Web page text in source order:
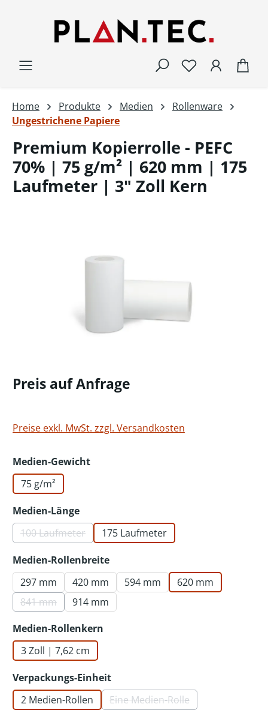
Home Produkte Medien
Rollenware
Ungestrichene Papiere
Premium Kopierrolle - PEFC
70% | 75 g/m² | 620 mm | 175
Laufmeter | 3" Zoll Kern
Preis auf Anfrage
Preise exkl. MwSt. zzgl. Versandkosten
Medien-Gewichtauswählen
75 g/m²
Medien-Längeauswählen
100 Laufmeter(Diese Option ist zurzeit nicht verfügbar.)
175 Laufmeter
Medien-Rollenbreiteauswählen
297 mm
420 mm 594 mm
620 mm
841 mm(Diese Option ist zurzeit nicht verfügbar.)
914 mm
Medien-Rollenkern
3 Zoll | 7,62 cm
Verpackungs-Einheitauswählen
2 Medien-Rollen
Eine Medien-Rolle(Diese Option ist zurzeit